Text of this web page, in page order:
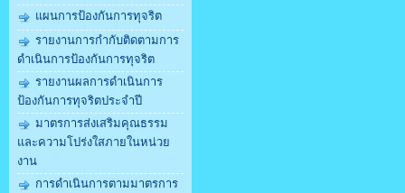
แผนการป้องกันการทุจริต
รายงานการกำกับติดตามการ
ดำเนินการป้องกันการทุจริต
รายงานผลการดำเนินการ
ป้องกันการทุจริตประจำปี
มาตรการส่งเสริมคุณธรรม
และความโปร่งใสภายในหน่วย
งาน
การดำเนินการตามมาตรการ